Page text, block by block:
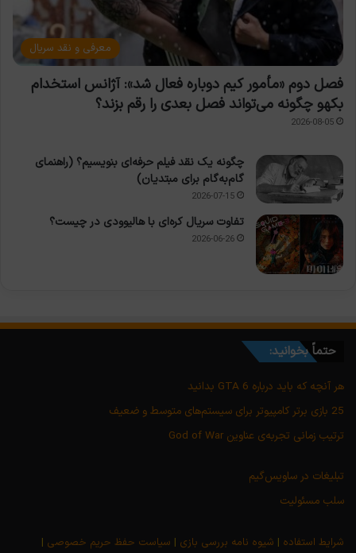
معرفی و نقد سریال
فصل دوم «مأمور کیم دوباره فعال شد»: آژانس استخدام
بکهو چگونه می‌تواند فصل بعدی را رقم بزند؟
2026-08-05
چگونه یک نقد فیلم حرفه‌ای بنویسیم؟ (راهنمای
گام‌به‌گام برای مبتدیان)
2026-07-15
تفاوت سریال کره‌ای با هالیوودی در چیست؟
2026-06-26
حتماً بخوانید:
هر آنچه که باید درباره GTA 6 بدانید
25 بازی برتر کامپیوتر برای سیستم‌های متوسط و ضعیف
ترتیب زمانی تجربه‌ی عناوین God of War
تبلیغات در ساویس‌گیم
سلب مسئولیت
شرایط استفاده | شیوه نامه بررسی بازی | سیاست حفظ حریم خصوصی |